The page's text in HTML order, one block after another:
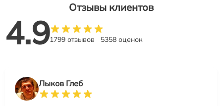
Отзывы клиентов
4.91799 отзывов 5358 оценок
Лыков Глеб